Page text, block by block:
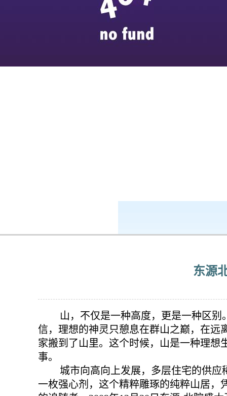
东源
山，不仅是一种高度，更是一种区
信，理想的神灵只憩息在群山之巅，在远
家搬到了山里。这个时候，山是一种理
事。
城市向高向上发展，多层住宅的供应
一枚强心剂，这个精粹雕琢的纯粹山居，